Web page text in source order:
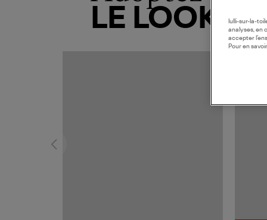
LE LOOK
lulli-sur-la-
analyses, en
accepter
Pour en